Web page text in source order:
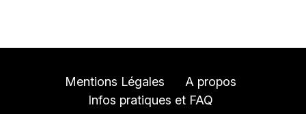
Mentions Légales
A propos
Infos pratiques et FAQ